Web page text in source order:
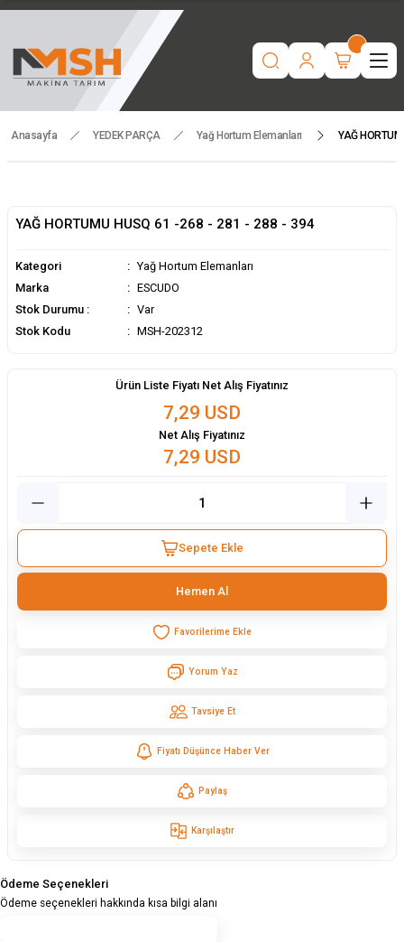
“Motorlu tarım makinaları ve yedek parçada güvenilir adres | Türkiye
geneli hızlı teslimat.”
İşcinin nefesi , Makinanın Kuvveti ! MSH MAKİNA
Beygir 3+1 Çapa Makinası ile artık yorulmak yok !
Tüm yedek parçalarda ithalat fiyatları, fırsatlardan yararlanmak için
temsilcinizle iletişime geçin!
Anasayfa YEDEK PARÇA Yağ Hortum Elemanları YAĞ
YAĞ HORTUMU HUSQ 61 -268 - 281 - 288 - 394
Kategori
Yağ Hortum Elemanları
Marka
ESCUDO
Stok Durumu :
Var
Stok Kodu
MSH-202312
Ürün Liste Fiyatı Net Alış Fiyatınız
7,29 USD
Net Alış Fiyatınız
7,29 USD
Sepete Ekle
Hemen Al
Yorum Yaz
Tavsiye Et
Fiyatı Düşünce Haber Ver
Paylaş
Karşılaştır
Ödeme Seçenekleri
Ödeme seçenekleri hakkında kısa bilgi alanı